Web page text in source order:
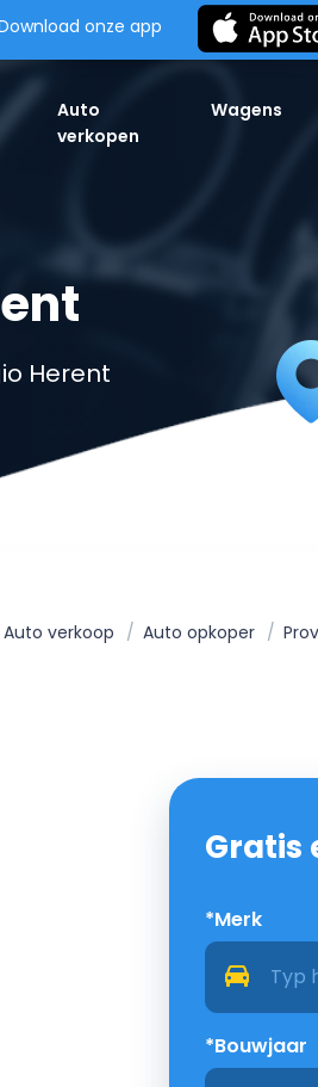
onze app
Auto
verkopen
Wagens
Herent
Auto verkoop Auto opkoper
Gratis
*Merk
*Bouwjaar